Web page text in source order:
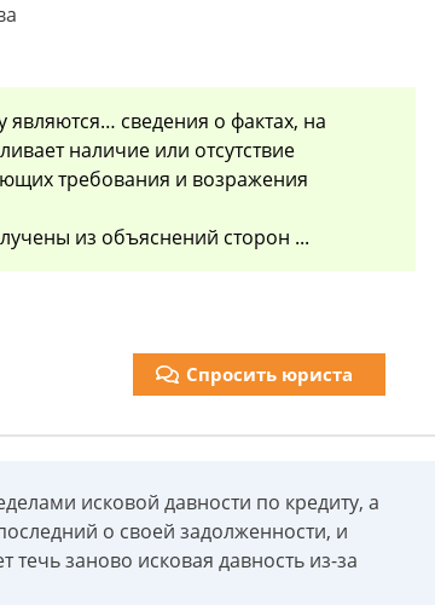
являются… сведения о фактах, на
наличие или отсутствие
требования и возражения
из объяснений сторон ...
Спросить юриста
исковой давности по кредиту, а
о своей задолженности, и
течь заново исковая давность из-за